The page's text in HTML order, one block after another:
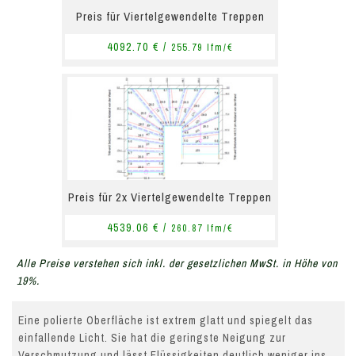
Preis für Viertelgewendelte Treppen
4092.70 € / 255.79 lfm/€
Preis für 2x Viertelgewendelte Treppen
4539.06 € / 260.87 lfm/€
Alle Preise verstehen sich inkl. der gesetzlichen MwSt. in Höhe von
19%.
Eine polierte Oberfläche ist extrem glatt und spiegelt das
einfallende Licht. Sie hat die geringste Neigung zur